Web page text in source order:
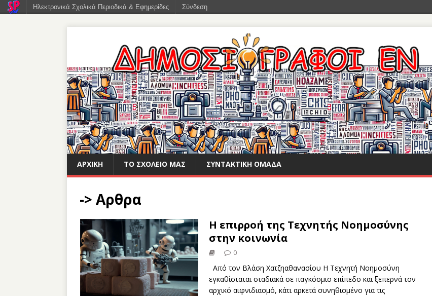
ΑΡΧΙΚΉ ΤΟ ΣΧΟΛΕΊΟ ΜΑΣ ΣΥΝΤΑΚΤΙΚΉ ΟΜΆΔΑ
-> Αρθρα
Η επιρροή της Τεχνητής Νοημοσύνης
στην κοινωνία
0
Από τον Βλάση Χατζηαθανασίου Η Τεχνητή Νοημοσύνη
εγκαθίσταται σταδιακά σε παγκόσμιο επίπεδο και ξεπερνά τον
αρχικό αιφνιδιασμό, κάτι αρκετά συνηθισμένο για τις
Ηλεκτρονικά Σχολικά Περιοδικά & Εφημερίδες Σύνδεση